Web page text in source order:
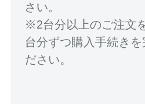
さい。
※2台分以上のご注文
台分ずつ購入手続きを
ださい。